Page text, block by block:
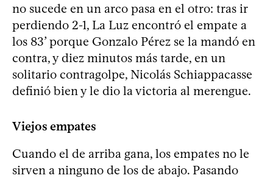
no sucede en un arco pasa en el otro: tras ir
perdiendo 2-1, La Luz encontró el empate a
los 83’ porque Gonzalo Pérez se la mandó en
contra, y diez minutos más tarde, en un
solitario contragolpe, Nicolás Schiappacasse
definió bien y le dio la victoria al merengue.
Viejos empates
Cuando el de arriba gana, los empates no le
sirven a ninguno de los de abajo. Pasando